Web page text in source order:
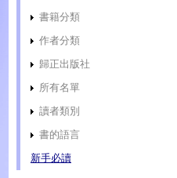
書籍分類
作者分類
歸正出版社
所有名單
讀者類別
書的語言
新手必讀